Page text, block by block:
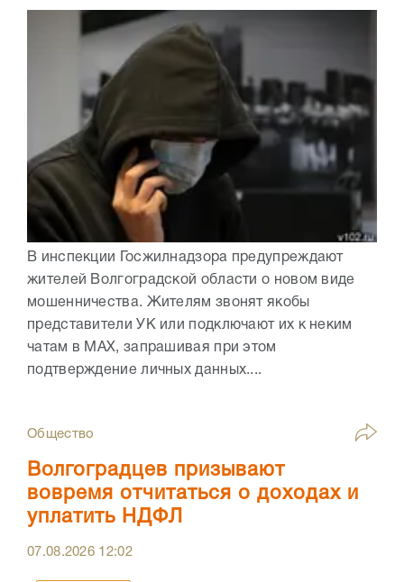
В инспекции Госжилнадзора предупреждают
жителей Волгоградской области о новом виде
мошенничества. Жителям звонят якобы
представители УК или подключают их к неким
чатам в МАХ, запрашивая при этом
подтверждение личных данных....
Общество
Волгоградцев призывают
вовремя отчитаться о доходах и
уплатить НДФЛ
07.08.2026 12:02